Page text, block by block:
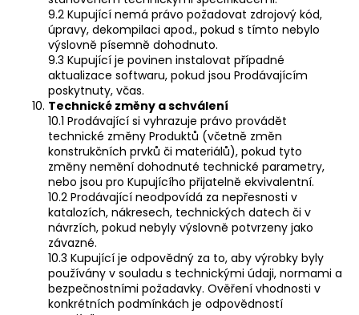
9.2 Kupující nemá právo požadovat zdrojový kód,
úpravy, dekompilaci apod., pokud s tímto nebylo
výslovně písemně dohodnuto.
9.3 Kupující je povinen instalovat případné
aktualizace softwaru, pokud jsou Prodávajícím
poskytnuty, včas.
Technické změny a schválení
10.1 Prodávající si vyhrazuje právo provádět
technické změny Produktů (včetně změn
konstrukčních prvků či materiálů), pokud tyto
změny nemění dohodnuté technické parametry,
nebo jsou pro Kupujícího přijatelně ekvivalentní.
10.2 Prodávající neodpovídá za nepřesnosti v
katalozích, nákresech, technických datech či v
návrzích, pokud nebyly výslovně potvrzeny jako
závazné.
10.3 Kupující je odpovědný za to, aby výrobky byly
používány v souladu s technickými údaji, normami a
bezpečnostními požadavky. Ověření vhodnosti v
konkrétních podmínkách je odpovědností